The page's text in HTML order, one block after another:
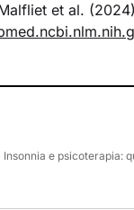
et al.
Insonnia e psicoterapia: